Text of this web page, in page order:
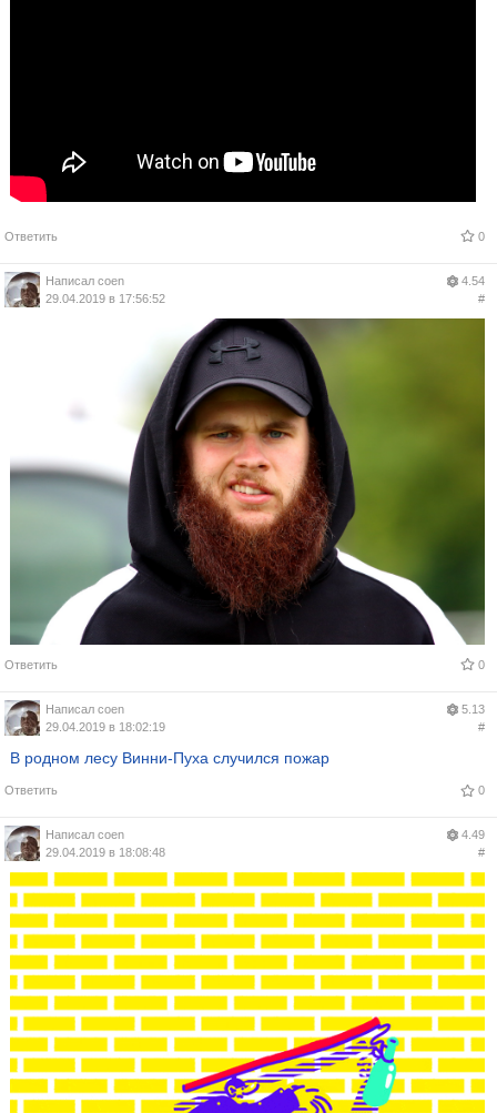
Ответить 0
Написал coen
29.04.2019 в 17:56:52
4.54
#
Ответить 0
Написал coen
29.04.2019 в 18:02:19
5.13
#
В родном лесу Винни-Пуха случился пожар
Ответить 0
Написал coen
29.04.2019 в 18:08:48
4.49
#